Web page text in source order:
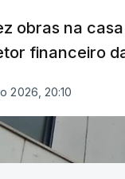
obras na
financeiro
2026, 20:10